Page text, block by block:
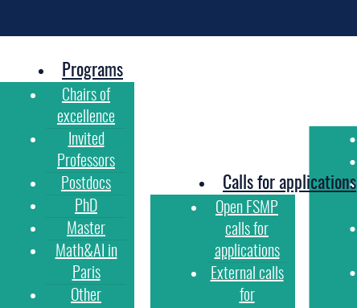
Programs
Chairs of
excellence
Invited
Professors
Postdocs
PhD
Master
Math&AI in
Paris
Other
Calls for applications
Open FSMP
calls for
applications
External calls
for